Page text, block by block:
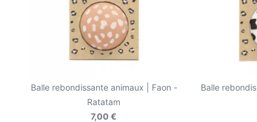
Balle rebondissante animaux | Faon -
Ratatam
7,00 €
Balle